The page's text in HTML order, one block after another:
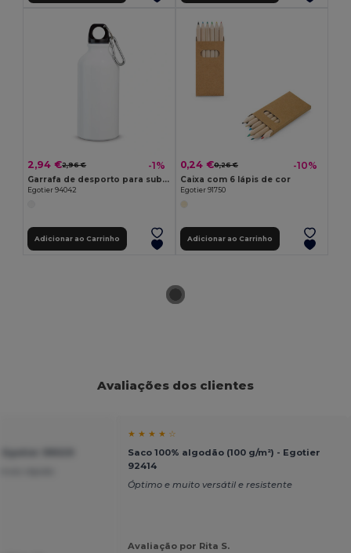
2,94 €2,96 € -1%
Garrafa de desporto para sublimação 400 mL
Egotier 94042
Adicionar ao Carrinho
0,24 €0,26 € -10%
Caixa com 6 lápis de cor
Egotier 91750
Adicionar ao Carrinho
Avaliações dos clientes
★ ★ ★ ★ ☆
Saco 100% algodão (100 g/m²) - Egotier
92414
Óptimo e muito versátil e resistente
Avaliação por Rita S.